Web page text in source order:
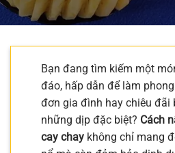
Bạn đang tìm kiếm một
đáo, hấp dẫn để làm
đơn gia đình hay chiêu đãi
những dịp đặc biệt? Cách
cay chay không chỉ mang